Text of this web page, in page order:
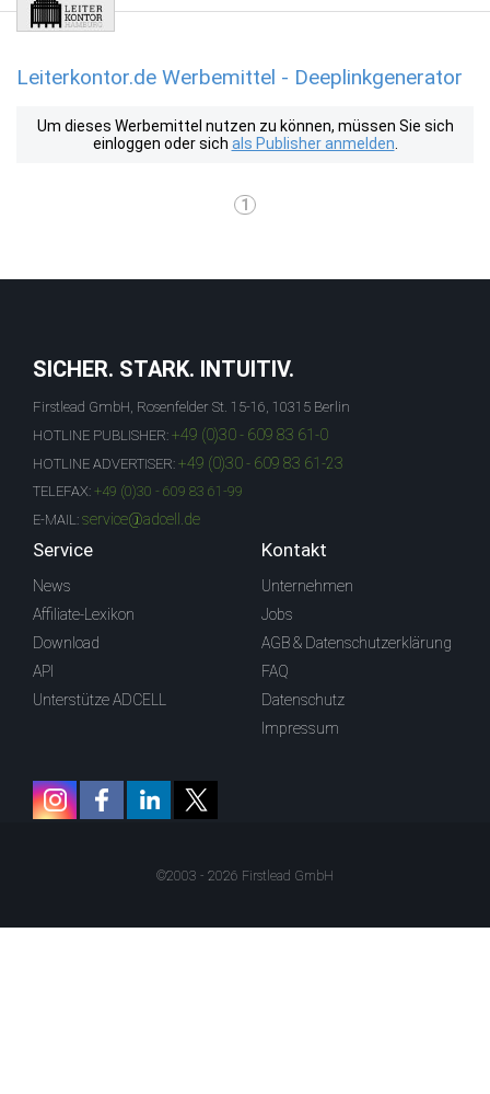
Leiterkontor.de Werbemittel - Deeplinkgenerator
Um dieses Werbemittel nutzen zu können, müssen Sie sich
einloggen oder sich als Publisher anmelden
1
SICHER. STARK. INTUITIV.
Firstlead GmbH, Rosenfelder St. 15-16, 10315 Berlin
HOTLINE PUBLISHER: +49 (0)30 - 609 83 61-0
HOTLINE ADVERTISER: +49 (0)30 - 609 83 61-23
TELEFAX: +49 (0)30 - 609 83 61-99
E-MAIL: service@adcell.de
Service
News
Affiliate-Lexikon
Download
API
Unterstütze ADCELL
Kontakt
Unternehmen
Jobs
AGB & Datenschutzerklärung
FAQ
Datenschutz
Impressum
©2003 - 2026 Firstlead GmbH